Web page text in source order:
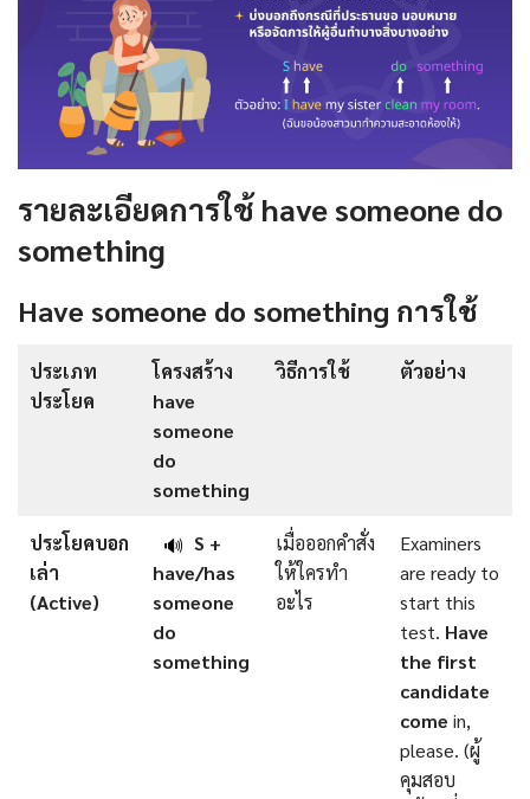
รายละเอียดการใช้ have someone do
something
Have someone do something การใช้
ประเภท
ประโยค
โครงสร้าง
have
someone
do
something
วิธีการใช้ ตัวอย่าง
ประโยคบอก
เล่า
(Active)
🔊 S +
have/has
someone
do
something
เมื่อออกคำสั่ง
ให้ใครทำ
อะไร
Examiners
are ready to
start this
test. Have
the first
candidate
come in,
please. (ผู้
คุมสอบ